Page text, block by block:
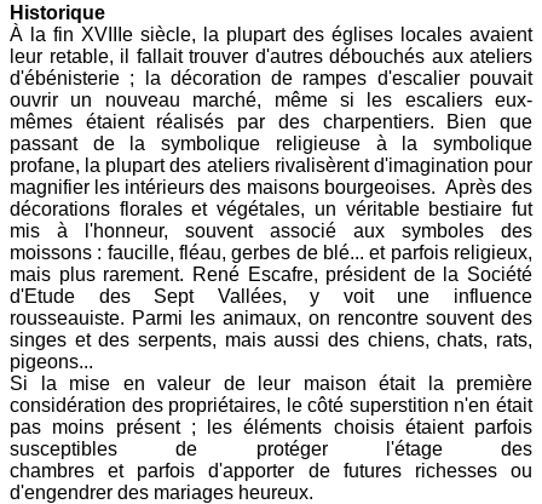
Historique
À la fin XVIIIe siècle, la plupart des églises locales avaient
leur retable, il fallait trouver d'autres débouchés aux ateliers
d'ébénisterie ; la décoration de rampes d'escalier pouvait
ouvrir un nouveau marché, même si les escaliers eux-
mêmes étaient réalisés par des charpentiers. Bien que
passant de la symbolique religieuse à la symbolique
profane, la plupart des ateliers rivalisèrent d'imagination pour
magnifier les intérieurs des maisons bourgeoises. Après des
décorations florales et végétales, un véritable bestiaire fut
mis à l'honneur, souvent associé aux symboles des
moissons : faucille, fléau, gerbes de blé... et parfois religieux,
mais plus rarement. René Escafre, président de la Société
d'Etude des Sept Vallées, y voit une influence
rousseauiste. Parmi les animaux, on rencontre souvent des
singes et des serpents, mais aussi des chiens, chats, rats,
pigeons...
Si la mise en valeur de leur maison était la première
considération des propriétaires, le côté superstition n'en était
pas moins présent ; les éléments choisis étaient parfois
susceptibles de protéger l'étage des
chambres et parfois d'apporter de futures richesses ou
d'engendrer des mariages heureux.